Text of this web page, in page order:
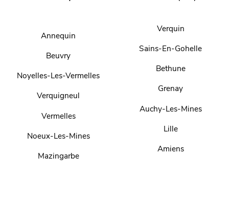
Annequin
Beuvry
Noyelles-Les-Vermelles
Verquigneul
Vermelles
Noeux-Les-Mines
Mazingarbe
Verquin
Sains-En-Gohelle
Bethune
Grenay
Auchy-Les-Mines
Lille
Amiens